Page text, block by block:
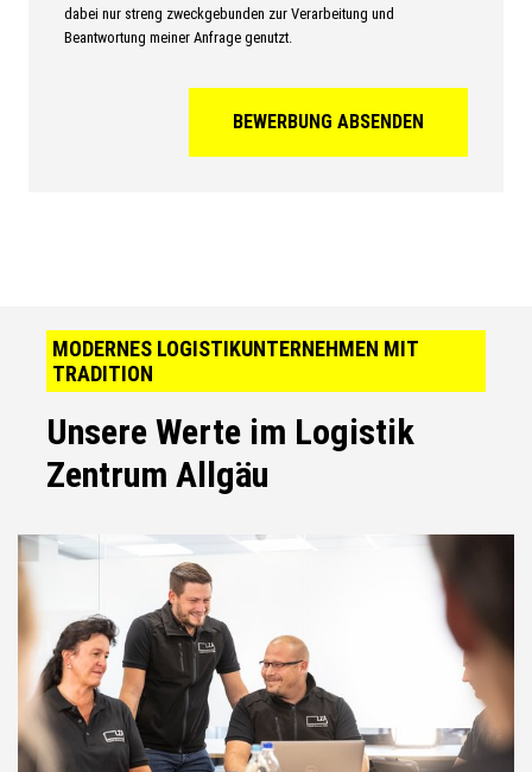
dabei nur streng zweckgebunden zur Verarbeitung und
Beantwortung meiner Anfrage genutzt.
BEWERBUNG ABSENDEN
MODERNES LOGISTIKUNTERNEHMEN MIT
TRADITION
Unsere Werte im Logistik
Zentrum Allgäu